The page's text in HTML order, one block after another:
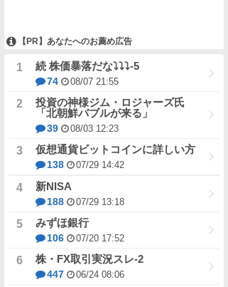
【PR】あなたへのお薦め広告
続 株価暴落だな⤵⤵⤵-5
74 08/07 21:55
投資の神様ジム・ロジャーズ氏
「北朝鮮バブルが来る」
39 08/03 12:23
仮想通貨ビットコインに詳しい方
138 07/29 14:42
新NISA
188 07/29 13:18
みずほ銀行
106 07/20 17:52
株・FX取引実況スレ-2
447 06/24 08:06